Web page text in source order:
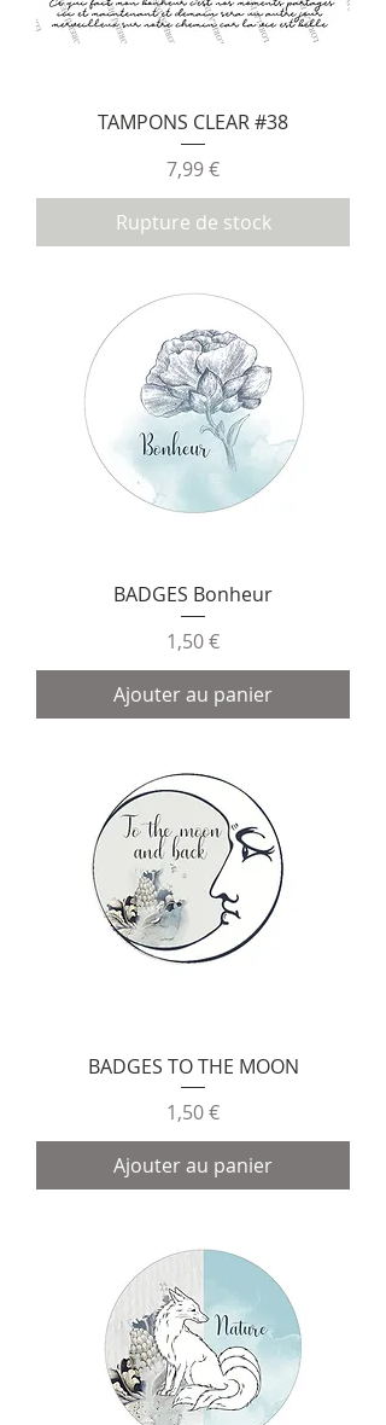
TAMPONS CLEAR #38
Prix
7,99 €
Rupture de stock
BADGES Bonheur
Prix
1,50 €
Ajouter au panier
BADGES TO THE MOON
Prix
1,50 €
Ajouter au panier